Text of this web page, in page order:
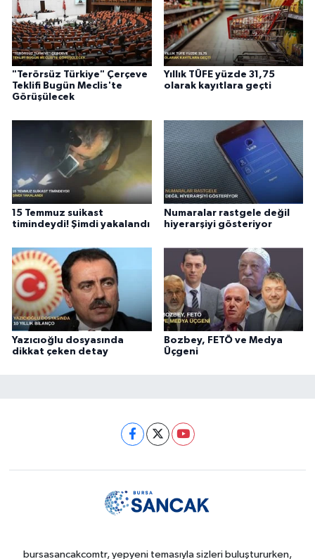
"Terörsüz Türkiye" Çerçeve
Teklifi Bugün Meclis'te
Görüşülecek
Yıllık TÜFE yüzde 31,75
olarak kayıtlara geçti
15 Temmuz suikast
timindeydi! Şimdi yakalandı
Numaralar rastgele değil
hiyerarşiyi gösteriyor
Yazıcıoğlu dosyasında
dikkat çeken detay
Bozbey, FETÖ ve Medya
Üçgeni
bursasancakcomtr, yepyeni temasıyla sizleri buluştururken,